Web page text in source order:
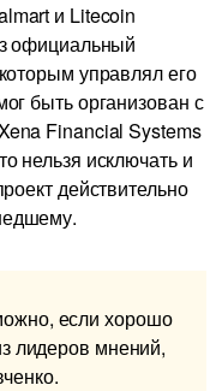
и Litecoin
официальный
управлял его
быть организован с
Financial Systems
нельзя исключать и
действительно
если хорошо
лидеров мнений,